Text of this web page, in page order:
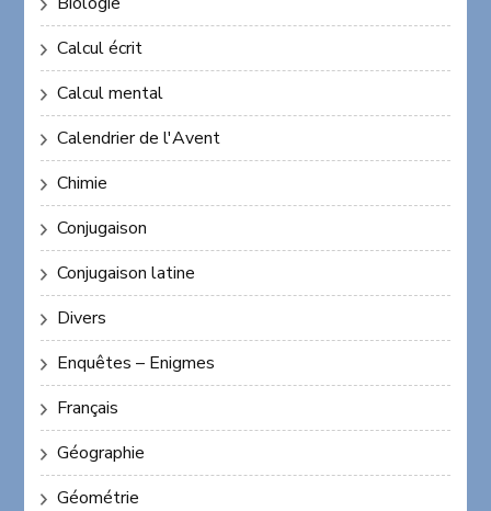
Calcul écrit
Calcul mental
Calendrier de l'Avent
Chimie
Conjugaison
Conjugaison latine
Divers
Enquêtes – Enigmes
Français
Géographie
Géométrie